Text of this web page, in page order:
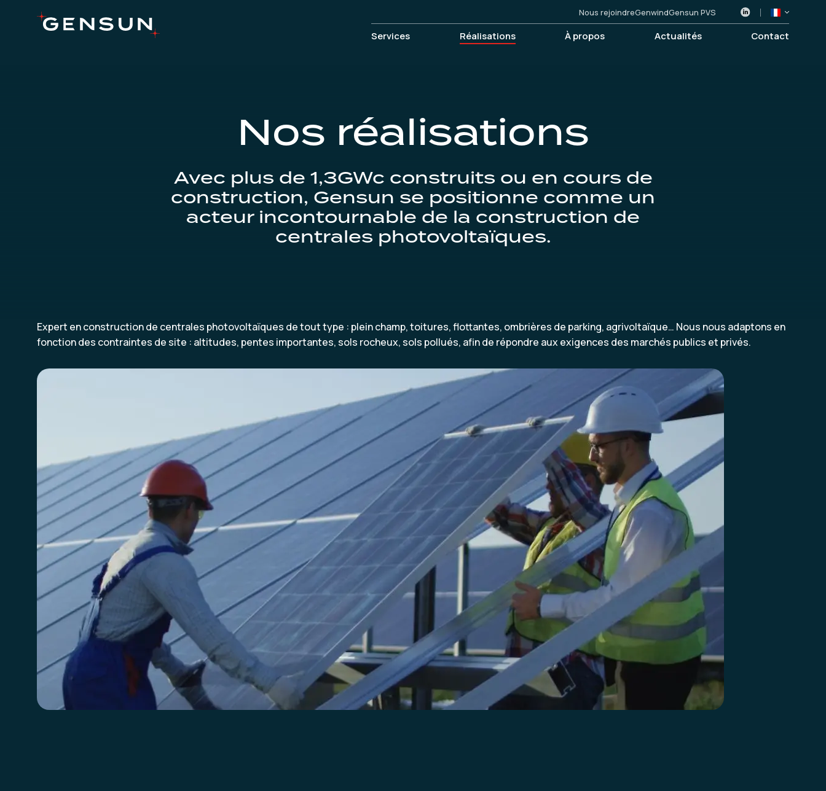
Nous rejoindreGenwindGensun PVS
Services Réalisations À propos Actualités Contact
Nos réalisations
Avec plus de 1,3GWc construits ou en cours de
construction, Gensun se positionne comme un
acteur incontournable de la construction de
centrales photovoltaïques.
Expert en construction de centrales photovoltaïques de tout type : plein champ, toitures, flottantes, ombrières de parking, agrivoltaïque… Nous nous adaptons en
fonction des contraintes de site : altitudes, pentes importantes, sols rocheux, sols pollués, afin de répondre aux exigences des marchés publics et privés.